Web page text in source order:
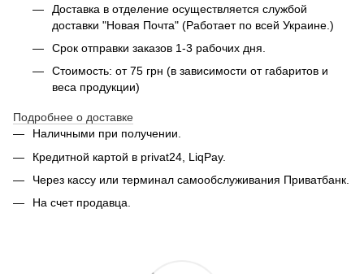
Доставка в отделение осуществляется службой
доставки "Новая Почта" (Работает по всей Украине.)
Срок отправки заказов 1-3 рабочих дня.
Стоимость: от 75 грн (в зависимости от габаритов и
веса продукции)
Подробнее о доставке
Наличными при получении.
Кредитной картой в privat24, LiqPay.
Через кассу или терминал самообслуживания Приватбанк.
На счет продавца.